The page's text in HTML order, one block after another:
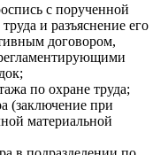
с порученной
и разъяснение его
договором,
по охране труда;
(заключение при
материальной